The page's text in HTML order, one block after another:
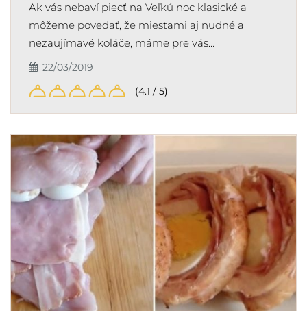
Ak vás nebaví piecť na Veľkú noc klasické a
môžeme povedať, že miestami aj nudné a
nezaujímavé koláče, máme pre vás…
22/03/2019
(4.1 / 5)